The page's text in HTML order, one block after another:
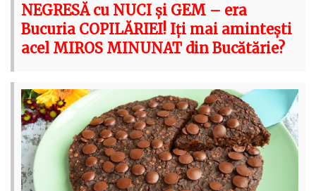
NEGRESĂ cu NUCI și GEM – era
Bucuria COPILĂRIEI! Iți mai amintești
acel MIROS MINUNAT din Bucătărie?